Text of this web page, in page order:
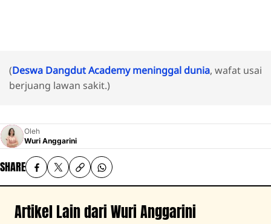
(Deswa Dangdut Academy meninggal dunia, wafat usai
berjuang lawan sakit.)
Oleh
Wuri Anggarini
SHARE
Artikel Lain dari Wuri Anggarini